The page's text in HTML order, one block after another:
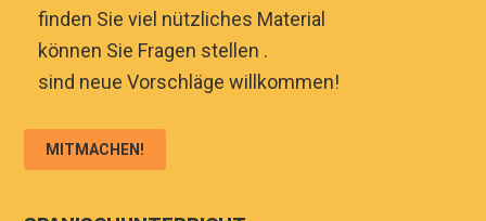
♦finden Sie viel nützliches Material
können Sie Fragen stellen .
sind neue Vorschläge willkommen!
MITMACHEN!